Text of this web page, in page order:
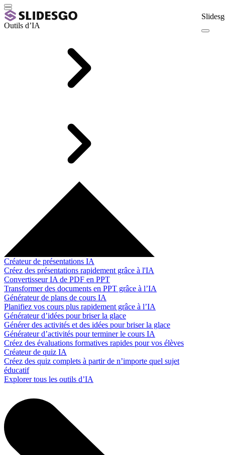
Outils d’IA
Créateur de présentations IA
Créez des présentations rapidement grâce à l'IA
Convertisseur IA de PDF en PPT
Transformer des documents en PPT grâce à l’IA
Générateur de plans de cours IA
Planifiez vos cours plus rapidement grâce à l’IA
Générateur d’idées pour briser la glace
Générer des activités et des idées pour briser la glace
Générateur d’activités pour terminer le cours IA
Créez des évaluations formatives rapides pour vos élèves
Créateur de quiz IA
Créez des quiz complets à partir de n’importe quel sujet
éducatif
Explorer tous les outils d’IA